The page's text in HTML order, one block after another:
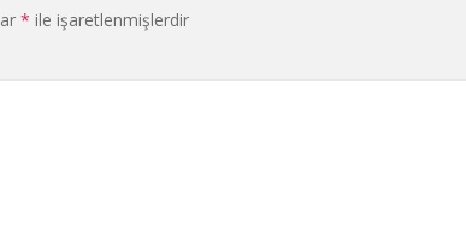
* ile işaretlenmişlerdir